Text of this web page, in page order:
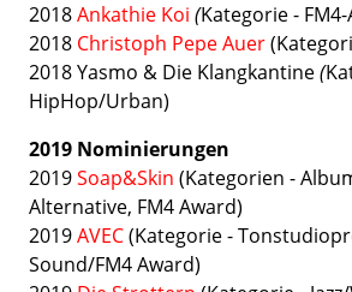
2018Ankathie Koi (Kategorie -
2018 Christoph Pepe Auer
2018 Yasmo & Die Klangkantine(
HipHop/Urban)
2019 Nominierungen
2019Soap&Skin (Kategorien -
Alternative, FM4 Award)
2019AVEC(Kategorie -
Sound/FM4 Award)